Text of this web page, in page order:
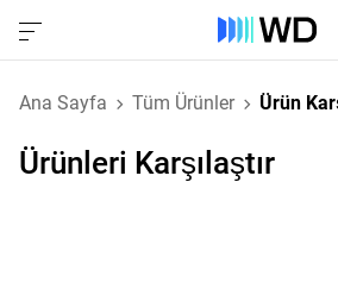
Ana Sayfa Tüm Ürünler Ürün
Ürünleri Karşılaştır